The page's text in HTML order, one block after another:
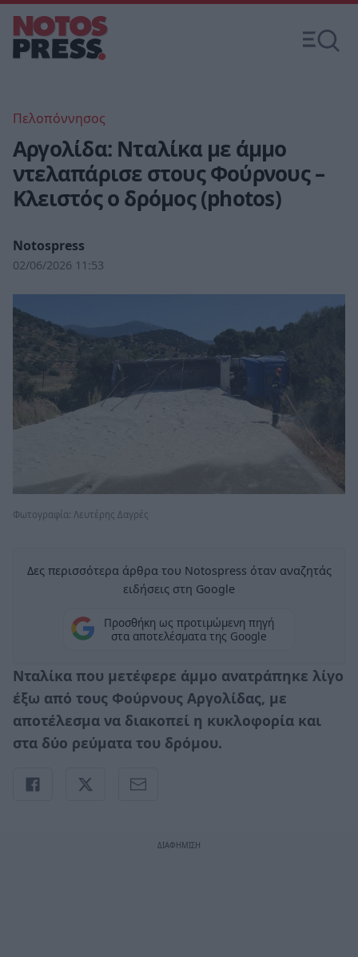
Πελοπόννησος
Αργολίδα: Νταλίκα με άμμο
ντελαπάρισε στους Φούρνους –
Κλειστός ο δρόμος (photos)
Notospress
02/06/2026 11:53
Φωτογραφία: Λευτέρης Δαγρές
Δες περισσότερα άρθρα του Notospress όταν αναζητάς
ειδήσεις στη Google
Προσθήκη ως προτιμώμενη πηγή
στα αποτελέσματα της Google
Νταλίκα που μετέφερε άμμο ανατράπηκε λίγο
έξω από τους Φούρνους Αργολίδας, με
αποτέλεσμα να διακοπεί η κυκλοφορία και
στα δύο ρεύματα του δρόμου.